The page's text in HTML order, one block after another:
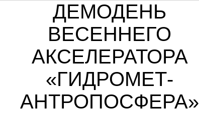
ДЕМОДЕНЬ
ВЕСЕННЕГО
АКСЕЛЕРАТОРА
«ГИДРОМЕТ-
АНТРОПОСФЕРА»